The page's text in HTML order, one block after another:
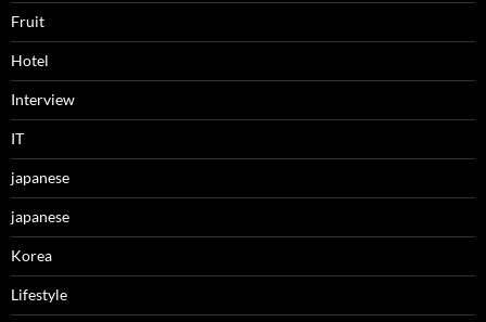
Fruit
Hotel
Interview
IT
japanese
japanese
Korea
Lifestyle